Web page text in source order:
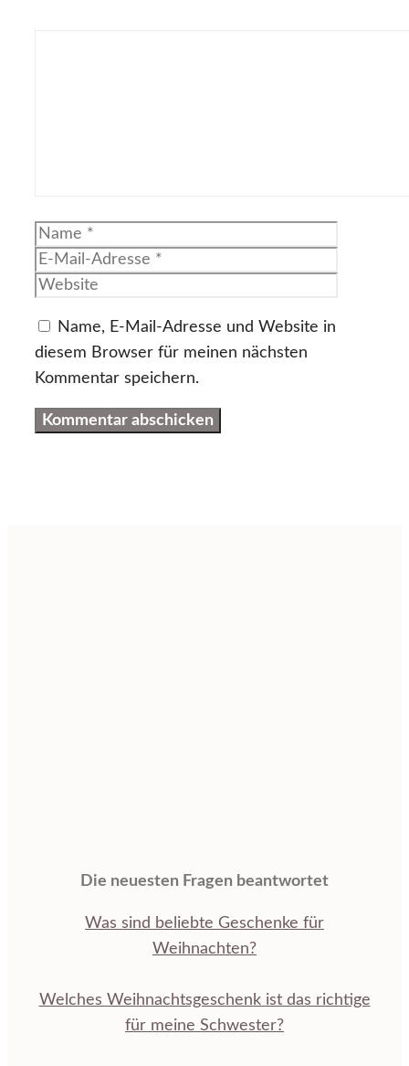
Name
Name, E-Mail-Adresse und Website in
diesem Browser für meinen nächsten
Kommentar speichern.
Die neuesten Fragen beantwortet
Was sind beliebte Geschenke für
Weihnachten?
Welches Weihnachtsgeschenk ist das richtige
für meine Schwester?